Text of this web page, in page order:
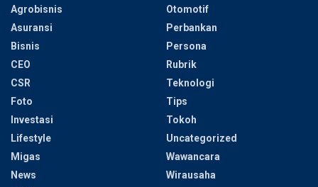
Agrobisnis
Asuransi
Bisnis
CEO
CSR
Foto
Investasi
Lifestyle
Migas
News
Otomotif
Perbankan
Persona
Rubrik
Teknologi
Tips
Tokoh
Uncategorized
Wawancara
Wirausaha